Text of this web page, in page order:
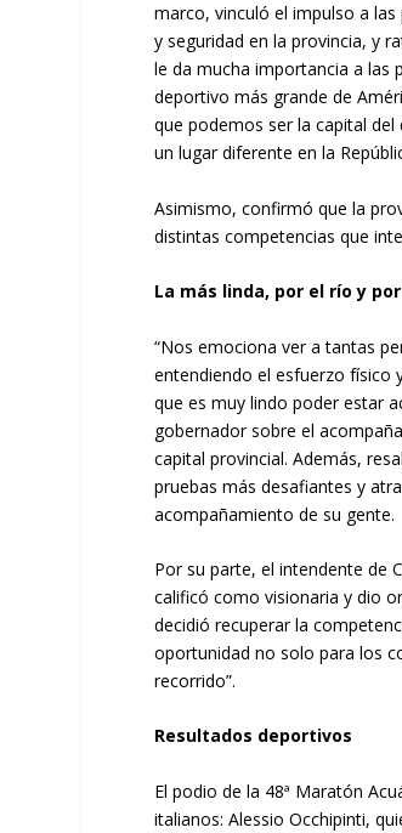
marco, vinculó el impulso a
y seguridad en la provincia, y
le da mucha importancia a las
deportivo más grande de
que podemos ser la capital
un lugar diferente en la
Asimismo, confirmó que la
distintas competencias que
La más linda, por el río y
“Nos emociona ver a tantas
entendiendo el esfuerzo físico
que es muy lindo poder estar
gobernador sobre el
capital provincial. Además,
pruebas más desafiantes y
acompañamiento de su gente.
Por su parte, el intendente de
calificó como visionaria y dio
decidió recuperar la
oportunidad no solo para los
recorrido”.
Resultados deportivos
El podio de la 48ª Maratón
italianos: Alessio Occhipinti,